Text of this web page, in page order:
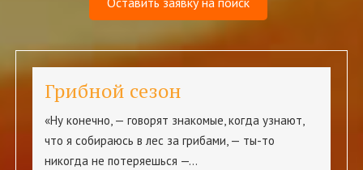
Грибной сезон
«Ну конечно, — говорят знакомые, когда узнают,
что я собираюсь в лес за грибами, — ты-то
никогда не потеряешься —…